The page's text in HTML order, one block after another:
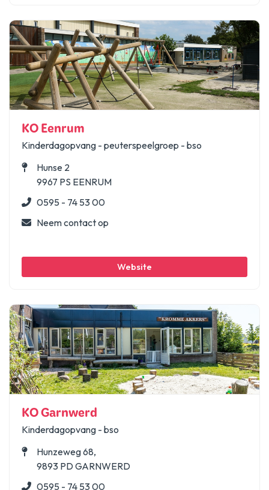
KO Eenrum
Kinderdagopvang - peuterspeelgroep - bso
Hunse 2
9967 PS EENRUM
0595 - 74 53 00
Neem contact op
Website
KO Garnwerd
Kinderdagopvang - bso
Hunzeweg 68,
9893 PD GARNWERD
0595 - 74 53 00